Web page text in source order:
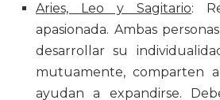
Aries, Leo y Sagitario:
apasionada. Ambas
desarrollar su
mutuamente, comparten
ayudan a expandirse.